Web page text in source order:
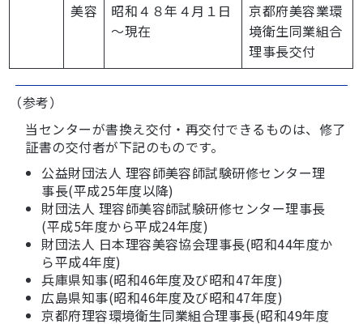
美容
昭和４８年４月１日
～現在
京都府美容業環
境衛生同業組合
理事長交付
（参考）
当センターが書換え交付・再交付できるものは、修了
証書の交付者が下記のものです。
公益財団法人 理容師美容師試験研修センター理
事長(平成25年度以降)
財団法人 理容師美容師試験研修センター理事長
(平成5年度から平成24年度)
財団法人 日本理容美容協会理事長(昭和44年度か
ら平成4年度)
兵庫県知事(昭和46年度及び昭和47年度)
広島県知事(昭和46年度及び昭和47年度)
京都府理容環境衛生同業組合理事長(昭和49年度